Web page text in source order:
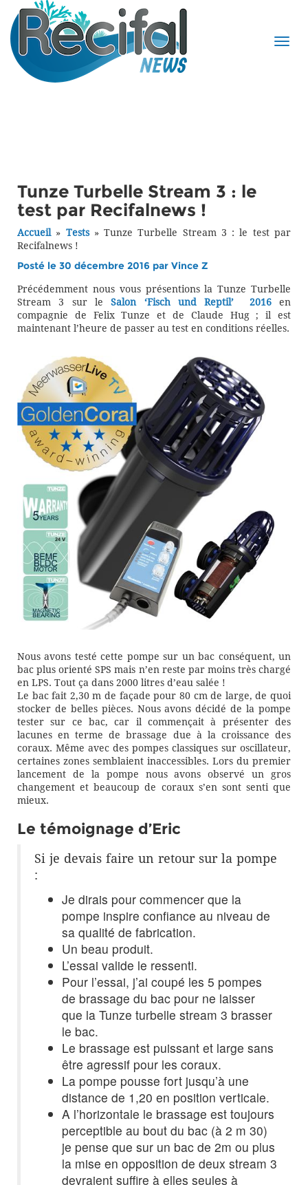
Tunze Turbelle Stream 3 : le
test par Recifalnews !
Accueil» Tests»Tunze Turbelle Stream 3 : le test par
Recifalnews !
Posté le 30 décembre 2016 par Vince Z
Précédemment nous vous présentions la Tunze Turbelle
Stream 3 sur leSalon ‘Fisch und Reptil’ 2016en
compagnie de Felix Tunze et de Claude Hug ; il est
maintenant l’heure de passer au test en conditions réelles.
Nous avons testé cette pompe sur un bac conséquent, un
bac plus orienté SPS mais n’en reste par moins très chargé
en LPS. Tout ça dans 2000 litres d’eau salée !
Le bac fait 2,30 m de façade pour 80 cm de large, de quoi
stocker de belles pièces. Nous avons décidé de la pompe
tester sur ce bac, car il commençait à présenter des
lacunes en terme de brassage due à la croissance des
coraux. Même avec des pompes classiques sur oscillateur,
certaines zones semblaient inaccessibles. Lors du premier
lancement de la pompe nous avons observé un gros
changement et beaucoup de coraux s’en sont senti que
mieux.
Le témoignage d’Eric
Si je devais faire un retour sur la pompe
:
Je dirais pour commencer que la
pompe inspire confiance au niveau de
sa qualité de fabrication.
Un beau produit.
L’essai valide le ressenti.
Pour l’essai, j’ai coupé les 5 pompes
de brassage du bac pour ne laisser
que la Tunze turbelle stream 3 brasser
le bac.
Le brassage est puissant et large sans
être agressif pour les coraux.
La pompe pousse fort jusqu’à une
distance de 1,20 en position verticale.
A l’horizontale le brassage est toujours
perceptible au bout du bac (à 2 m 30)
je pense que sur un bac de 2m ou plus
la mise en opposition de deux stream 3
devraient suffire à elles seules à